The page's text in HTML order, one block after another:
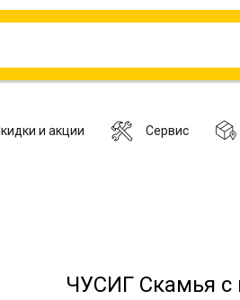
и акции Сервис
ЧУСИГ Скамья с